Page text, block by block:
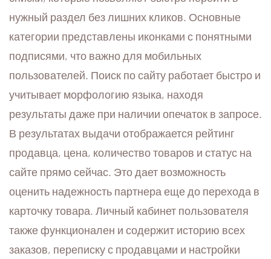
нужный раздел без лишних кликов. Основные
категории представлены иконками с понятными
подписями, что важно для мобильных
пользователей. Поиск по сайту работает быстро и
учитывает морфологию языка, находя
результаты даже при наличии опечаток в запросе.
В результатах выдачи отображается рейтинг
продавца, цена, количество товаров и статус на
сайте прямо сейчас. Это дает возможность
оценить надежность партнера еще до перехода в
карточку товара. Личный кабинет пользователя
также функционален и содержит историю всех
заказов, переписку с продавцами и настройки